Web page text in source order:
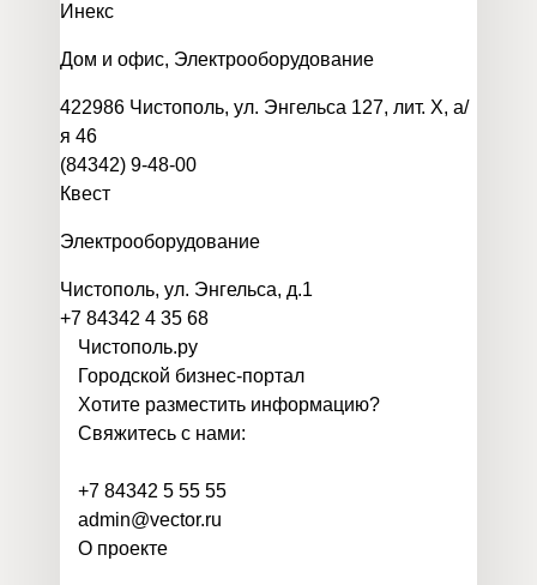
Инекс
Дом и офис, Электрооборудование
422986 Чистополь, ул. Энгельса 127, лит. Х, а/
я 46
(84342) 9-48-00
Квест
Электрооборудование
Чистополь, ул. Энгельса, д.1
+7 84342 4 35 68
Чистополь.ру
Городской бизнес-портал
Хотите разместить информацию?
Свяжитесь с нами:
+7 84342 5 55 55
admin@vector.ru
О проекте